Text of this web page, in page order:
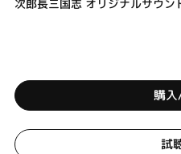
次郎長三国志 オリジナルサウン
購
試